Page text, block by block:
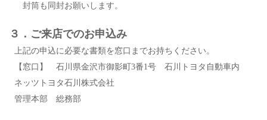
封筒も同封お願いします。
３．ご来店でのお申込み
上記の申込に必要な書類を窓口までお持ちください。
【窓口】 石川県金沢市御影町3番1号 石川トヨタ自動車内
ネッツトヨタ石川株式会社
管理本部 総務部